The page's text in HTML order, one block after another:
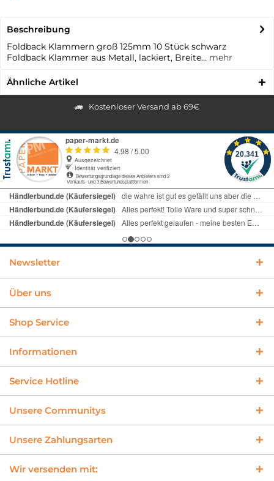
Beschreibung
Foldback Klammern groß 125mm 10 Stück schwarz
Foldback Klammer aus Metall, lackiert, Breite... mehr
Ähnliche Artikel
Kostenloser Versand ab 69€
Newsletter
Über uns
Shop Service
Informationen
Service Hotline
Unsere Communitys
Unsere Zahlungsarten
Wir versenden mit: